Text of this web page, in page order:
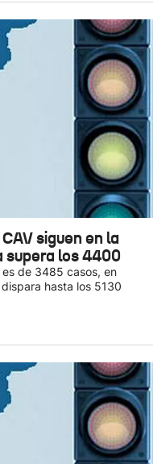
siguen en la
supera los 4400
de 3485 casos, en
hasta los 5130